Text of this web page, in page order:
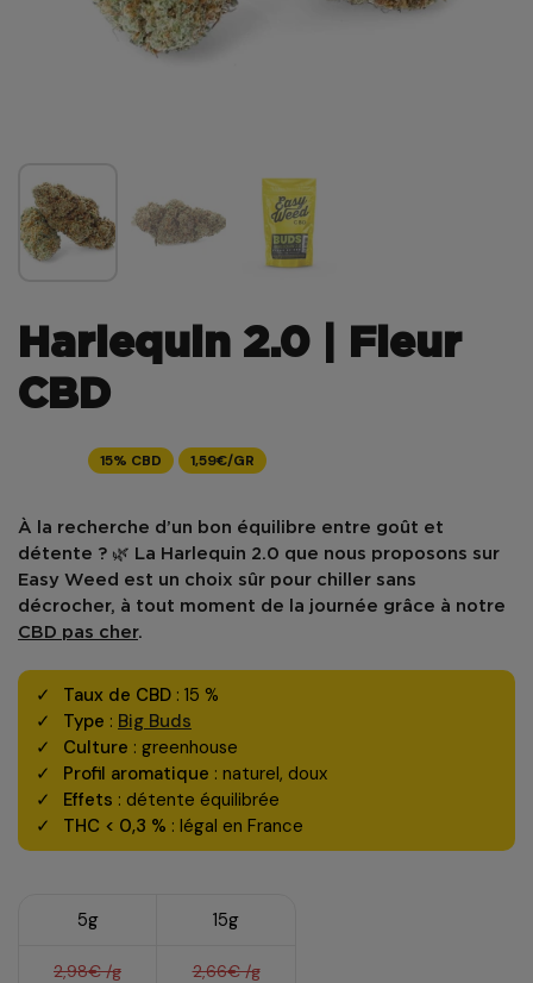
Harlequin 2.0 | Fleur
CBD
15% CBD 1,59€/GR
À la recherche d’un bon équilibre entre goût et
détente ? 🌿 La
Harlequin 2.0 que nous proposons sur
Easy Weed
est un choix sûr pour chiller sans
décrocher, à tout moment de la journée grâce à notre
CBD pas cher.
Taux de CBD : 15 %
Type : Big Buds
Culture : greenhouse
Profil aromatique : naturel, doux
Effets : détente équilibrée
THC < 0,3 % : légal en France
5g
2,98€ /g
15g
2,66€ /g